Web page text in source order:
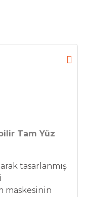
Tam Yüz
tasarlanmış
maskesinin